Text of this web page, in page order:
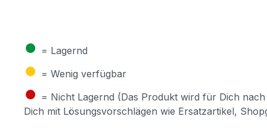
● = Lagernd
● = Wenig verfügbar
● = Nicht Lagernd (Das Produkt wird für Dich
Dich mit Lösungsvorschlägen wie Ersatzartikel,